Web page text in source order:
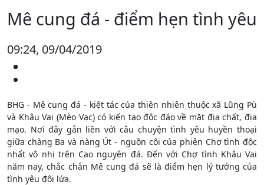
Mê cung đá - điểm hẹn tình yêu
09:24, 09/04/2019
BHG - Mê cung đá - kiệt tác của thiên nhiên thuộc xã Lũng Pù
và Khâu Vai (Mèo Vạc) có kiến tạo độc đáo về mặt địa chất, địa
mạo. Nơi đây gắn liền với câu chuyện tình yêu huyền thoại
giữa chàng Ba và nàng Út - nguồn cội của phiên Chợ tình độc
nhất vô nhị trên Cao nguyên đá. Đến với Chợ tình Khâu Vai
năm nay, chắc chắn Mê cung đá sẽ là điểm hẹn lý tưởng của
tình yêu đôi lứa.